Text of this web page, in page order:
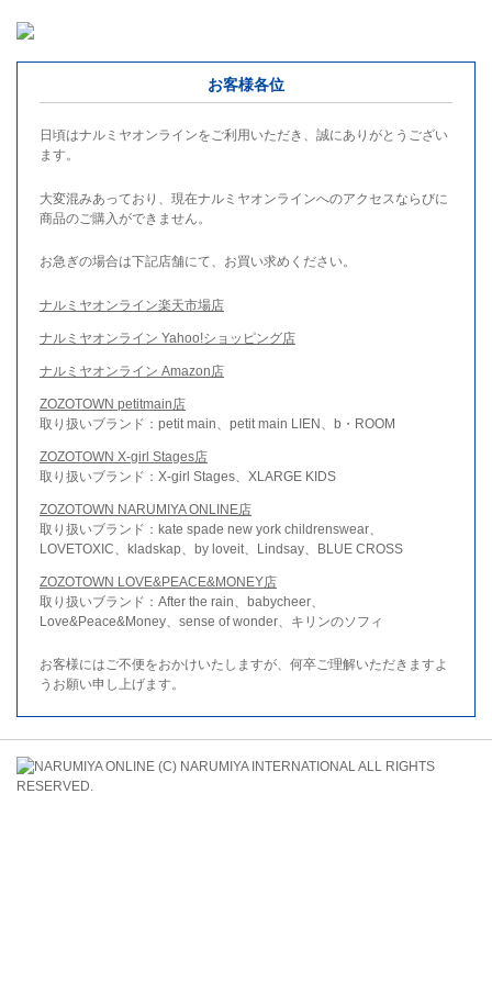
お客様各位
日頃はナルミヤオンラインをご利用いただき、誠にありがとうござい
ます。
大変混みあっており、現在ナルミヤオンラインへのアクセスならびに
商品のご購入ができません。
お急ぎの場合は下記店舗にて、お買い求めください。
ナルミヤオンライン楽天市場店
ナルミヤオンライン Yahoo!ショッピング店
ナルミヤオンライン Amazon店
ZOZOTOWN petitmain店
取り扱いブランド：petit main、petit main LIEN、b・ROOM
ZOZOTOWN X-girl Stages店
取り扱いブランド：X-girl Stages、XLARGE KIDS
ZOZOTOWN NARUMIYA ONLINE店
取り扱いブランド：kate spade new york childrenswear、
LOVETOXIC、kladskap、by loveit、Lindsay、BLUE CROSS
ZOZOTOWN LOVE&PEACE&MONEY店
取り扱いブランド：After the rain、babycheer、
Love&Peace&Money、sense of wonder、キリンのソフィ
お客様にはご不便をおかけいたしますが、何卒ご理解いただきますよ
うお願い申し上げます。